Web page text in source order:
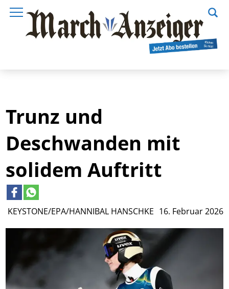
KEYSTONE/EPA/HANNIBAL HANSCHKE 16. Februar 2026
Trunz und
Deschwanden mit
solidem Auftritt